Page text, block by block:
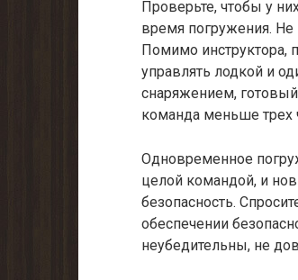
Проверьте, чтобы у
время погружения.
Помимо инструктора,
управлять лодкой и
снаряжением, готовый
команда меньше трех
Одновременное
целой командой, и
безопасность.
обеспечении
неубедительны, не